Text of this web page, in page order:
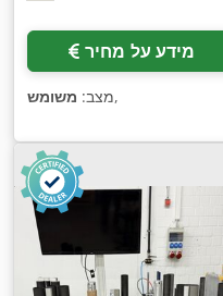
מידע על מחיר
מצב: משומש ,